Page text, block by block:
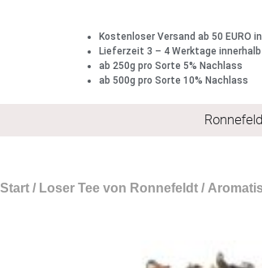
Kostenloser Versand ab 50 EURO
Lieferzeit 3 – 4 Werktage
ab 250g pro Sorte 5% Nachlass
ab 500g pro Sorte 10% Nachlass
Start / Loser Tee von Ronnefeldt /